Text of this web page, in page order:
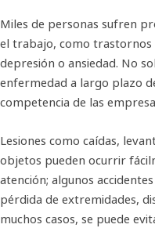
Miles de personas sufren
el trabajo, como trastornos
depresión o ansiedad. No
enfermedad a largo plazo
competencia de las
Lesiones como caídas,
objetos pueden ocurrir
atención; algunos
pérdida de extremidades,
muchos casos, se puede